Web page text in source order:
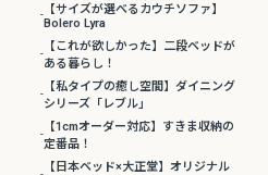
【サイズが選べるカウチソファ】
Bolero Lyra
【これが欲しかった】二段ベッドが
ある暮らし！
【私タイプの癒し空間】ダイニング
シリーズ「レブル」
【1cmオーダー対応】すきま収納の
定番品！
【日本ベッド×大正堂】オリジナル